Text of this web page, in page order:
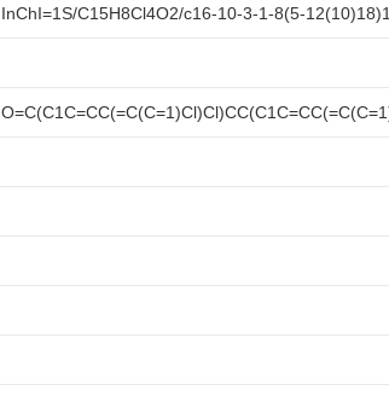
InChI=1S/C15H8Cl4O2/c16-10-3-1-8(5-